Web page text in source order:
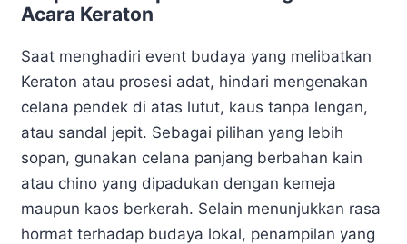
Acara Keraton
Saat menghadiri event budaya yang melibatkan
Keraton atau prosesi adat, hindari mengenakan
celana pendek di atas lutut, kaus tanpa lengan,
atau sandal jepit. Sebagai pilihan yang lebih
sopan, gunakan celana panjang berbahan kain
atau chino yang dipadukan dengan kemeja
maupun kaos berkerah. Selain menunjukkan rasa
hormat terhadap budaya lokal, penampilan yang